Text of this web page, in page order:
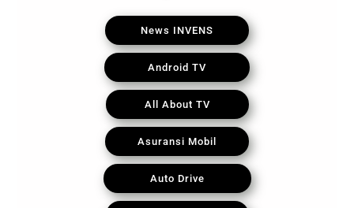
News INVENS
Android TV
All About TV
Asuransi Mobil
Auto Drive